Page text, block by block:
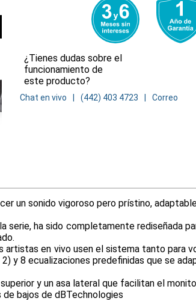
¿Tienes dudas sobre el
funcionamiento de
este producto?
Chat en vivo (442) 403 4723 Correo
un sonido vigoroso pero prístino,
serie, ha sido completamente rediseñada
en vivo usen el sistema tanto para
y 8 ecualizaciones predefinidas que se
y un asa lateral que facilitan el
bajos de dBTechnologies